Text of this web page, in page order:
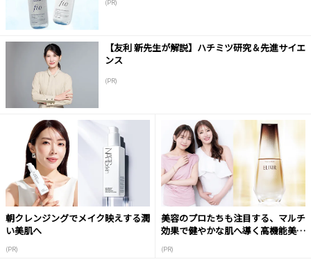
(PR)
【友利 新先生が解説】ハチミツ研究＆先進サイエ
ンス
(PR)
朝クレンジングでメイク映えする潤
い美肌へ
(PR)
美容のプロたちも注目する、マルチ
効果で健やかな肌へ導く高機能美容
(PR)